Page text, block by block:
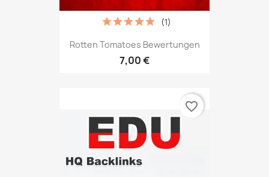
Rotten Tomatoes Bewertungen
7,00 €
(1)
favorite_border